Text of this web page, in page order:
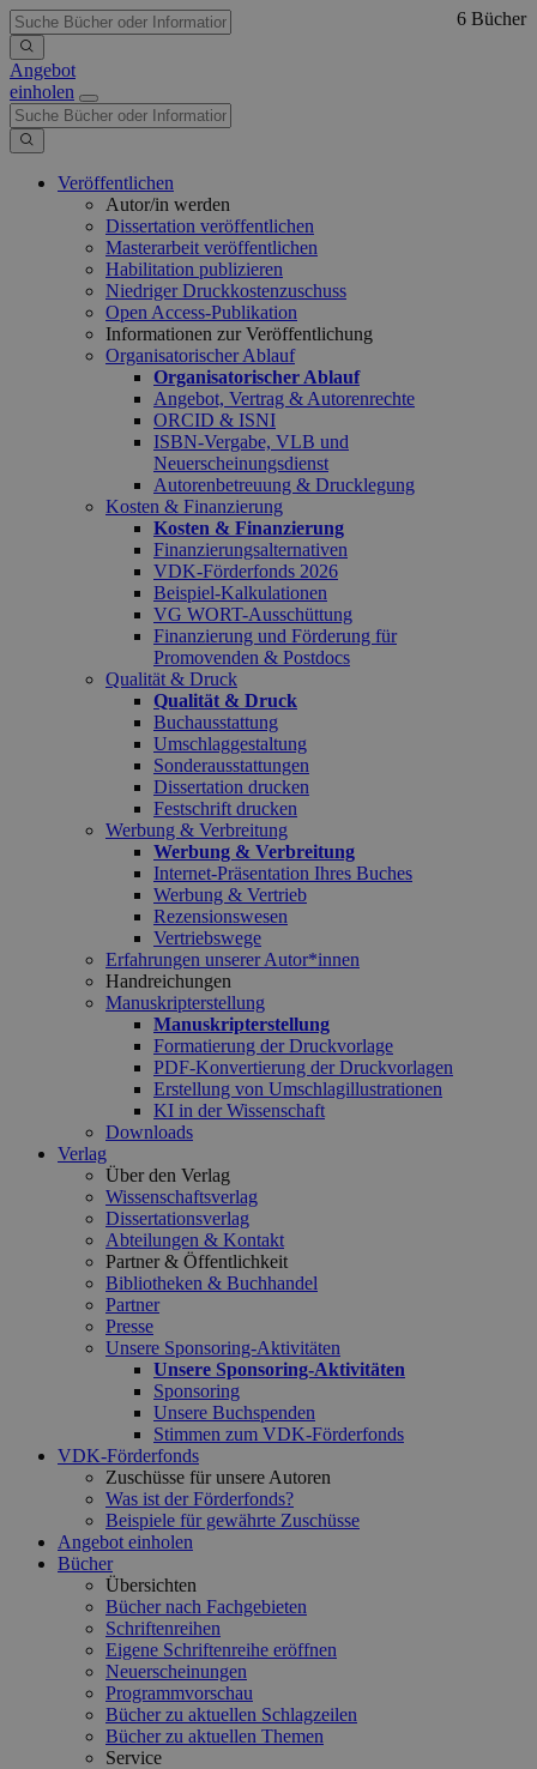
Angebot
einholen
Veröffentlichen
Autor/in werden
Dissertation veröffentlichen
Masterarbeit veröffentlichen
Habilitation publizieren
Niedriger Druckkostenzuschuss
Open Access-Publikation
Informationen zur Veröffentlichung
Organisatorischer Ablauf
Organisatorischer Ablauf
Angebot, Vertrag & Autorenrechte
ORCID & ISNI
ISBN-Vergabe, VLB und
Neuerscheinungsdienst
Autorenbetreuung & Drucklegung
Kosten & Finanzierung
Kosten & Finanzierung
Finanzierungsalternativen
VDK-Förderfonds 2026
Beispiel-Kalkulationen
VG WORT-Ausschüttung
Finanzierung und Förderung für
Promovenden & Postdocs
Qualität & Druck
Qualität & Druck
Buchausstattung
Umschlaggestaltung
Sonderausstattungen
Dissertation drucken
Festschrift drucken
Werbung & Verbreitung
Werbung & Verbreitung
Internet-Präsentation Ihres Buches
Werbung & Vertrieb
Rezensionswesen
Vertriebswege
Erfahrungen unserer Autor*innen
Handreichungen
Manuskripterstellung
Manuskripterstellung
Formatierung der Druckvorlage
PDF-Konvertierung der Druckvorlagen
Erstellung von Umschlagillustrationen
KI in der Wissenschaft
Downloads
Verlag
Über den Verlag
Wissenschaftsverlag
Dissertationsverlag
Abteilungen & Kontakt
Partner & Öffentlichkeit
Bibliotheken & Buchhandel
Partner
Presse
Unsere Sponsoring-Aktivitäten
Unsere Sponsoring-Aktivitäten
Sponsoring
Unsere Buchspenden
Stimmen zum VDK-Förderfonds
VDK-Förderfonds
Zuschüsse für unsere Autoren
Was ist der Förderfonds?
Beispiele für gewährte Zuschüsse
Angebot einholen
Bücher
Übersichten
Bücher nach Fachgebieten
Schriftenreihen
Eigene Schriftenreihe eröffnen
Neuerscheinungen
Programmvorschau
Bücher zu aktuellen Schlagzeilen
Bücher zu aktuellen Themen
Service
6 Bücher